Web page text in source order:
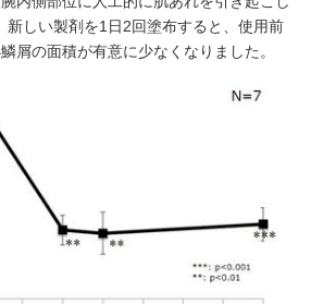
新しい製剤を1日2回塗布すると、使用前
屑の面積が有意に少なくなりました。